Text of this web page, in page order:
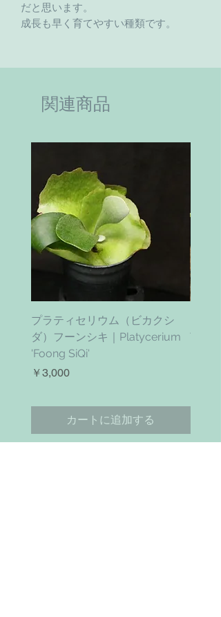
だと思います。
成長も早く育てやすい種類です。
関連商品
プラティセリウム（ビカクシ
ダ）フーンシキ｜Platycerium
'Foong SiQi'
価格
￥3,000
カートに追加する